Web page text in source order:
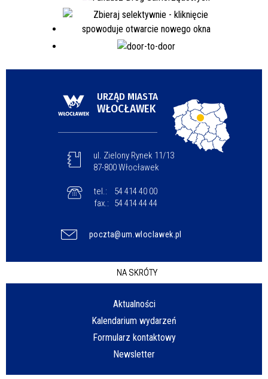
URZĄD MIASTA
WŁOCŁAWEK
ul. Zielony Rynek 11/13
87-800 Włocławek
tel.:
54 414 40 00
fax.:
54 414 44 44
poczta@um.wloclawek.pl
NA SKRÓTY
Aktualności
Kalendarium wydarzeń
Formularz kontaktowy
Newsletter